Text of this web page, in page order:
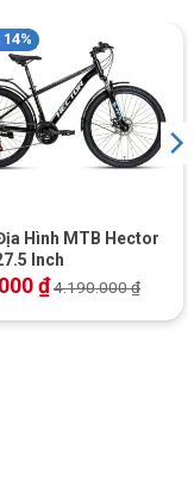
Hình MTB Hector
Inch
₫4.190.000₫